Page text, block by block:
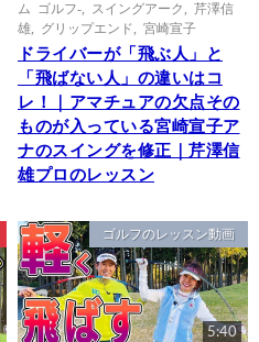
ム ゴルフ-
スイングアーク
芹澤信
雄
グリップエンド 宮崎宣子
ドライバーが「飛ぶ人」と
「飛ばない人」の違いはコ
レ！｜アマチュアの欠点その
ものが入っている宮崎宣子ア
ナのスイングを修正｜芹澤信
雄プロのレッスン
ゴルフのレッスン動画
5:40